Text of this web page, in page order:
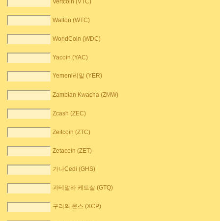
Vertcoin (VTC)
Walton (WTC)
WorldCoin (WDC)
Yacoin (YAC)
Yemeni리알 (YER)
Zambian Kwacha (ZMW)
Zcash (ZEC)
Zeitcoin (ZTC)
Zetacoin (ZET)
가나Cedi (GHS)
과테말라 케트살 (GTQ)
구리의 온스 (XCP)